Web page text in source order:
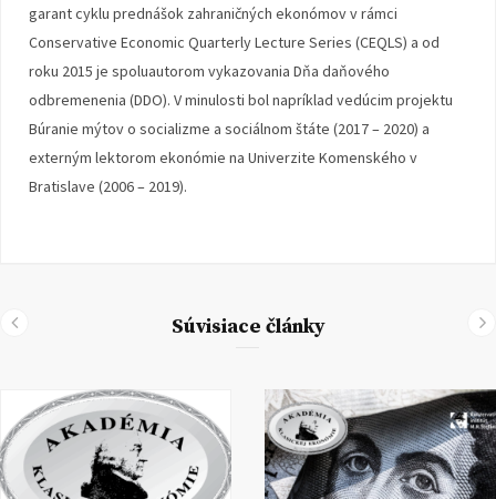
garant cyklu prednášok zahraničných ekonómov v rámci
Conservative Economic Quarterly Lecture Series (CEQLS) a od
roku 2015 je spoluautorom vykazovania Dňa daňového
odbremenenia (DDO). V minulosti bol napríklad vedúcim projektu
Búranie mýtov o socializme a sociálnom štáte (2017 – 2020) a
externým lektorom ekonómie na Univerzite Komenského v
Bratislave (2006 – 2019).
Súvisiace články